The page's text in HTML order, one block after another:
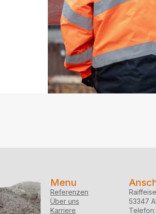
Menu
Referenzen
Über uns
Karriere
53347